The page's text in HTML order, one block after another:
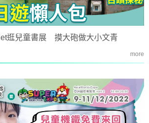
逛兒童書展 摸大砲做大小文青
more